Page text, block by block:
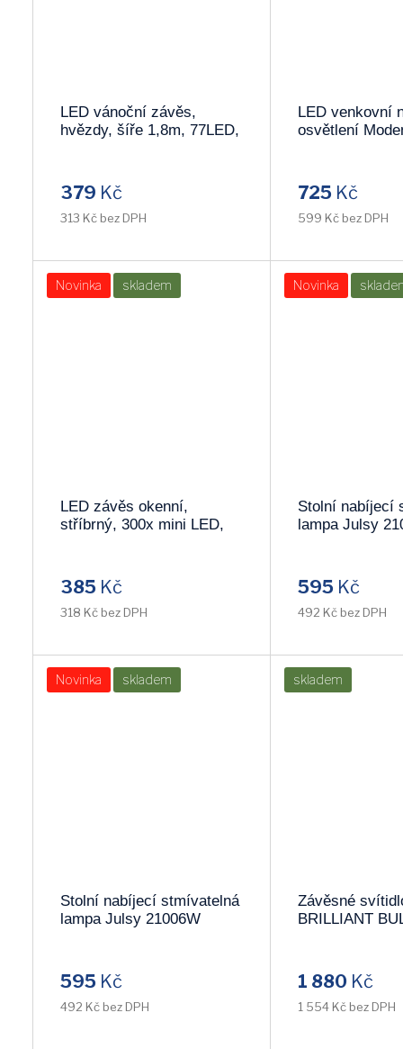
LED vánoční závěs,
hvězdy, šíře 1,8m, 77LED,
379 Kč
313 Kč bez DPH
LED venkovní
osvětlení
725 Kč
599 Kč bez DPH
Novinka skladem
LED závěs okenní,
stříbrný, 300x mini LED,
385 Kč
318 Kč bez DPH
Novinka
Stolní nabíjecí
lampa Julsy
595 Kč
492 Kč bez DPH
Novinka skladem
Stolní nabíjecí stmívatelná
lampa Julsy 21006W
595 Kč
492 Kč bez DPH
skladem
Závěsné
BRILLIANT
1 880 Kč
1 554 Kč bez DPH